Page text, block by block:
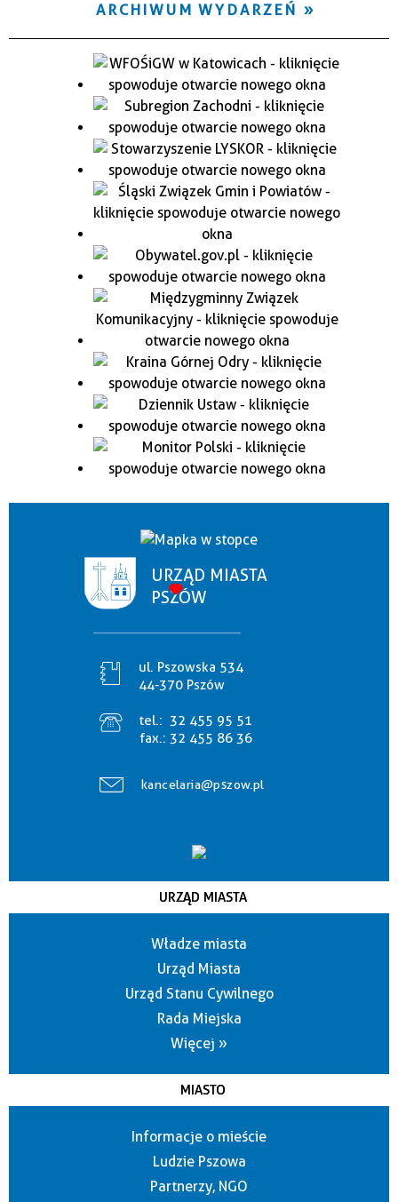
ARCHIWUM WYDARZEŃ
URZĄD MIASTA
PSZÓW
ul. Pszowska 534
44-370 Pszów
tel.: 32 455 95 51
fax.: 32 455 86 36
kancelaria@pszow.pl
URZĄD MIASTA
Władze miasta
Urząd Miasta
Urząd Stanu Cywilnego
Rada Miejska
Więcej »
MIASTO
Informacje o mieście
Ludzie Pszowa
Partnerzy, NGO